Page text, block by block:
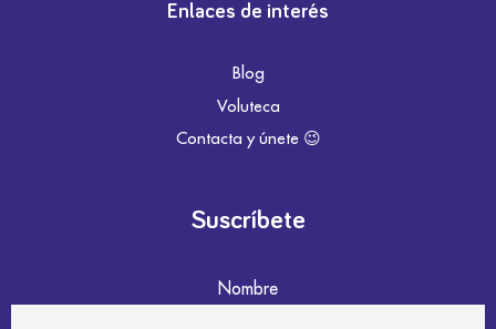
Enlaces de interés
Blog
Voluteca
Contacta y únete 😉
Suscríbete
Nombre